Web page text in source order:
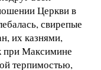
Церкви в
свирепые
их казнями,
при Максимине
терпимостью,